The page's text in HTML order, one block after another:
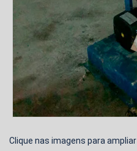
Clique nas imagens para ampliar